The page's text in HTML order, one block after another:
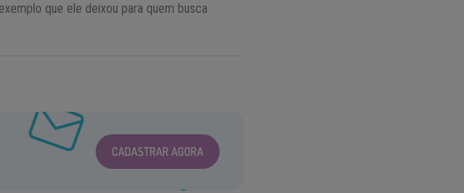
que ele deixou para quem busca
CADASTRAR AGORA